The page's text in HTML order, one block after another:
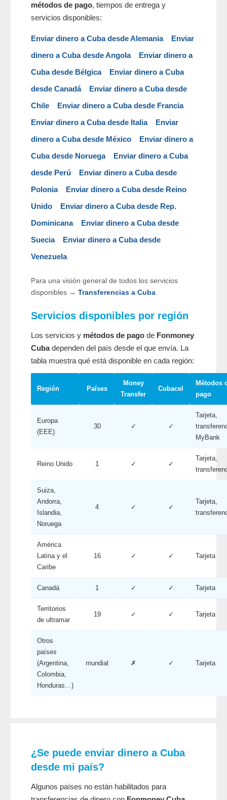
métodos de pago, tiempos de entrega y
servicios disponibles:
Enviar dinero a Cuba desde Alemania
Enviar
dinero a Cuba desde Angola
Enviar dinero a
Cuba desde Bélgica
Enviar dinero a Cuba
desde Canadá
Enviar dinero a Cuba desde
Chile
Enviar dinero a Cuba desde Francia
Enviar dinero a Cuba desde Italia
Enviar
dinero a Cuba desde México
Enviar dinero a
Cuba desde Noruega
Enviar dinero a Cuba
desde Perú
Enviar dinero a Cuba desde
Polonia
Enviar dinero a Cuba desde Reino
Unido
Enviar dinero a Cuba desde Rep.
Dominicana
Enviar dinero a Cuba desde
Suecia
Enviar dinero a Cuba desde
Venezuela
Para una visión general de todos los servicios
disponibles → Transferencias a Cuba
Servicios disponibles por región
Los servicios y métodos de pago de Fonmoney
Cubadependen del país desde el que envía. La
tabla muestra qué está disponible en cada región:
Región Países
Money
Transfer
Cubacel
Métodos
pago
Europa
(EEE)
30 ✓ ✓
Tarjeta,
MyBank
Reino Unido 1 ✓ ✓
Tarjeta,
Suiza,
Andorra,
Islandia,
Noruega
4 ✓ ✓
Tarjeta,
América
Latina y el
Caribe
16 ✓ ✓ Tarjeta
Canadá 1 ✓ ✓ Tarjeta
Territorios
de ultramar
19 ✓ ✓ Tarjeta
Otros
países
(Argentina,
Colombia,
Honduras…)
mundial ✗ ✓ Tarjeta
¿Se puede enviar dinero a Cuba
desde mi país?
Algunos países no están habilitados para